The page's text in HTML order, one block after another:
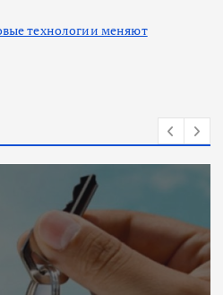
технологии меняют